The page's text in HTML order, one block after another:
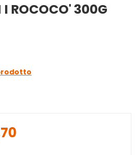
I ROCOCO' 300G